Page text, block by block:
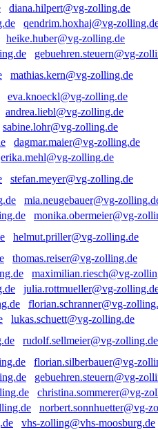
diana.hilpert@vg-zolling.de
qendrim.hoxhaj@vg-
heike.huber@vg-zolling.de
gebuehren.steuern@vg-
mathias.kern@vg-zolling.de
eva.knoeckl@vg-zolling.de
andrea.liebl@vg-zolling.de
sabine.lohr@vg-zolling.de
dagmar.maier@vg-zolling.de
erika.mehl@vg-zolling.de
stefan.meyer@vg-zolling.de
mia.neugebauer@vg-
monika.obermeier@vg-
helmut.priller@vg-zolling.de
thomas.reiser@vg-zolling.de
maximilian.riesch@vg-
julia.rottmueller@vg-
florian.schranner@vg-
lukas.schuett@vg-zolling.de
rudolf.sellmeier@vg-zolling.de
florian.silberbauer@vg-
gebuehren.steuern@vg-
christina.sommerer@vg-
norbert.sonnhuetter@vg-
vhs-zolling@vhs-moosburg.de